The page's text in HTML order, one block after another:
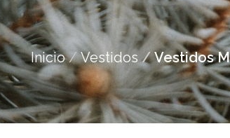
Inicio Vestidos Vestidos